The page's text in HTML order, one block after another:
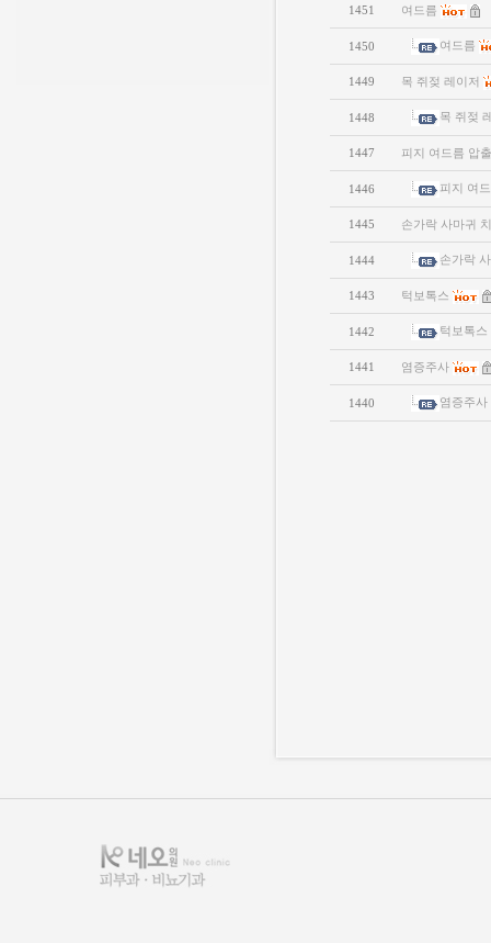
1451 여드름
1450 여드름
1449 목 쥐젖 레이저
1448 목 쥐젖
1447 피지 여드름 압
1446 피지 여
1445 손가락 사마귀
1444 손가락
1443 턱보톡스
1442 턱보톡스
1441 염증주사
1440 염증주사